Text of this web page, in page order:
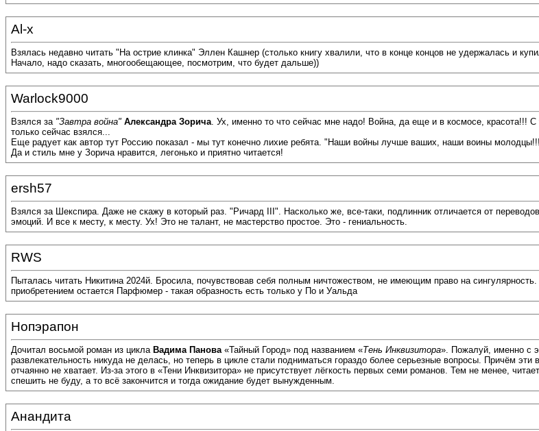
Al-x
Взялась недавно читать "На острие клинка" Эллен Кашнер (столько книгу хвалили, что в конце концов не удержалась и
Начало, надо сказать, многообещающее, посмотрим, что будет дальше))
Warlock9000
Взялся за "Завтра война" Александра Зорича. Ух, именно то что сейчас мне надо! Война, да еще и в космосе, красота!!!
только сейчас взялся...
Еще радует как автор тут Россию показал - мы тут конечно лихие ребята. "Наши войны лучше ваших, наши воины
Да и стиль мне у Зорича нравится, легонько и приятно читается!
ersh57
Взялся за Шекспира. Даже не скажу в который раз. "Ричард III". Насколько же, все-таки, подлинник отличается от
эмоций. И все к месту, к месту. Ух! Это не талант, не мастерство простое. Это - гениальность.
RWS
Пыталась читать Никитина 2024й. Бросила, почувствовав себя полным ничтожеством, не имеющим право на
приобретением остается Парфюмер - такая образность есть только у По и Уальда
Нопэрапон
Дочитал восьмой роман из цикла Вадима Панова«Тайный Город» под названием «Тень Инквизитора». Пожалуй, именно с
развлекательность никуда не делась, но теперь в цикле стали подниматься гораздо более серьезные вопросы. Причём
отчаянно не хватает. Из-за этого в «Тени Инквизитора» не присутствует лёгкость первых семи романов. Тем не менее,
спешить не буду, а то всё закончится и тогда ожидание будет вынужденным.
Анандита